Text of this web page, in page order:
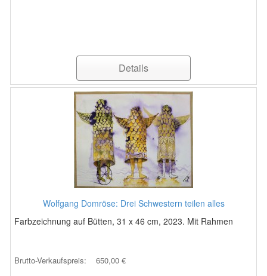
Details
Wolfgang Domröse: Drei Schwestern teilen alles
Farbzeichnung auf Bütten, 31 x 46 cm, 2023. Mit Rahmen
Brutto-Verkaufspreis: 650,00 €